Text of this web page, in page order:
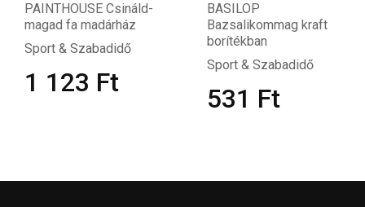
PAINTHOUSE Csináld-
magad fa madárház
Sport & Szabadidő
1 123 Ft
BASILOP
Bazsalikommag kraft
borítékban
Sport & Szabadidő
531 Ft